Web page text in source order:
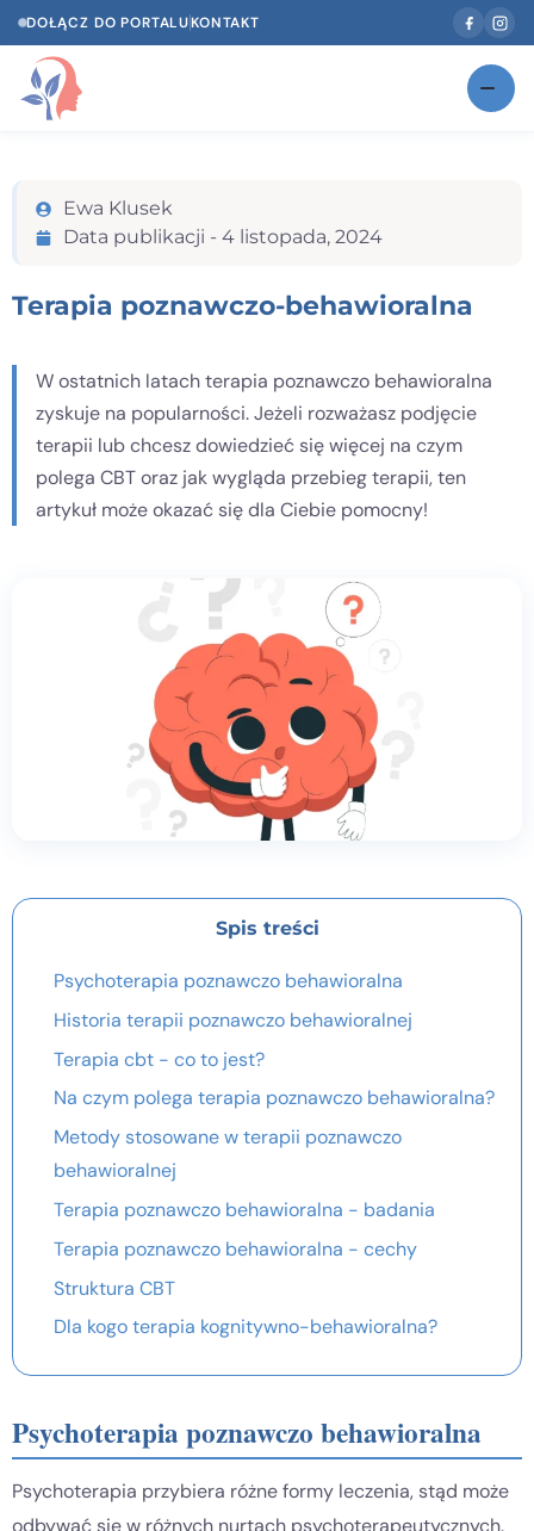
DOŁĄCZ DO PORTALUKONTAKT
GabinetyNOWOŚĆ
Według specjalizacji
Psycholog w Twoim języku
Diagnozy psychologiczne
Testy psychologiczne
Dawka wiedzy
Dla specjalistów
Dołącz do portalu
Ewa Klusek
Data publikacji - 4 listopada, 2024
Terapia poznawczo-behawioralna
W ostatnich latach terapia poznawczo behawioralna
zyskuje na popularności. Jeżeli rozważasz podjęcie
terapii lub chcesz dowiedzieć się więcej na czym
polega CBT oraz jak wygląda przebieg terapii, ten
artykuł może okazać się dla Ciebie pomocny!
Spis treści
Psychoterapia poznawczo behawioralna
Historia terapii poznawczo behawioralnej
Terapia cbt - co to jest?
Na czym polega terapia poznawczo behawioralna?
Metody stosowane w terapii poznawczo
behawioralnej
Terapia poznawczo behawioralna - badania
Terapia poznawczo behawioralna - cechy
Struktura CBT
Dla kogo terapia kognitywno-behawioralna?
Psychoterapia poznawczo behawioralna
Psychoterapia przybiera różne formy leczenia, stąd może